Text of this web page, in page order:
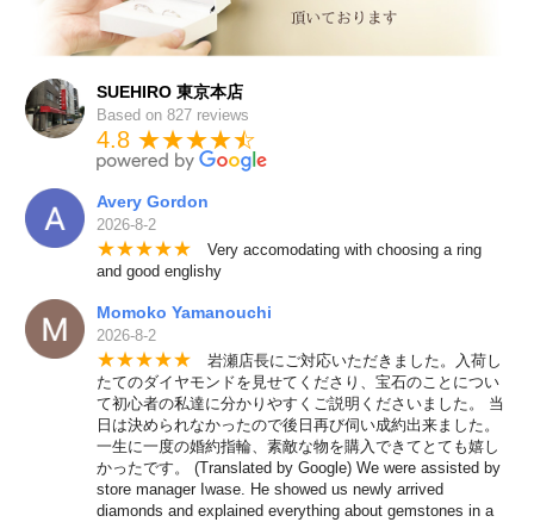
SUEHIRO 東京本店
Based on 827 reviews
4.8 ★★★★★
☆
Avery Gordon
2026-8-2
★★★★★ Very accomodating with choosing a ring
and good englishy
Momoko Yamanouchi
2026-8-2
★★★★★ 岩瀬店長にご対応いただきました。入荷し
たてのダイヤモンドを見せてくださり、宝石のことについ
て初心者の私達に分かりやすくご説明くださいました。 当
日は決められなかったので後日再び伺い成約出来ました。
一生に一度の婚約指輪、素敵な物を購入できてとても嬉し
かったです。 (Translated by Google) We were assisted by
store manager Iwase. He showed us newly arrived
diamonds and explained everything about gemstones in a